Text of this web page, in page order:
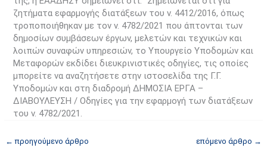
ζητήματα εφαρμογής διατάξεων του ν. 4412/2016, όπως
τροποποιήθηκαν με τον ν. 4782/2021 που άπτονται των
δημοσίων συμβάσεων έργων, μελετών και τεχνικών και
λοιπών συναφών υπηρεσιών, το Υπουργείο Υποδομών και
Μεταφορών εκδίδει διευκρινιστικές οδηγίες, τις οποίες
μπορείτε να αναζητήσετε στην ιστοσελίδα της Γ.Γ.
Υποδομών και στη διαδρομή ΔΗΜΟΣΙΑ ΕΡΓΑ –
ΔΙΑΒΟΥΛΕΥΣΗ / Οδηγίες για την εφαρμογή των διατάξεων
του ν. 4782/2021.
← προηγούμενο άρθρο επόμενο άρθρο →